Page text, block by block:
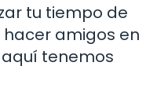
tu tiempo de
amigos en
tenemos